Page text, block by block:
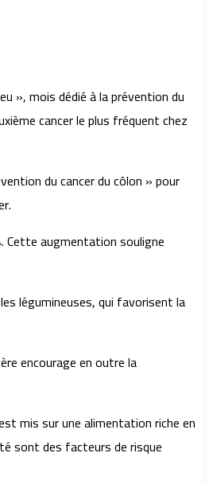
», mois dédié à la prévention du
cancer le plus fréquent chez
du cancer du côlon » pour
Cette augmentation souligne
légumineuses, qui favorisent la
encourage en outre la
mis sur une alimentation riche en
sont des facteurs de risque